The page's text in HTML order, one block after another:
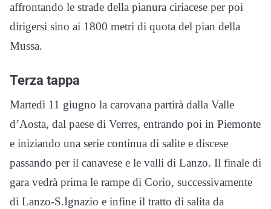
affrontando le strade della pianura ciriacese per poi
dirigersi sino ai 1800 metri di quota del pian della
Mussa.
Terza tappa
Martedì 11 giugno la carovana partirà dalla Valle
d’Aosta, dal paese di Verres, entrando poi in Piemonte
e iniziando una serie continua di salite e discese
passando per il canavese e le valli di Lanzo. Il finale di
gara vedrà prima le rampe di Corio, successivamente
di Lanzo-S.Ignazio e infine il tratto di salita da